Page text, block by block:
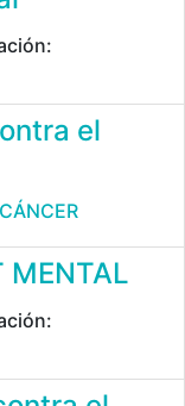
el
CÁNCER
MENTAL